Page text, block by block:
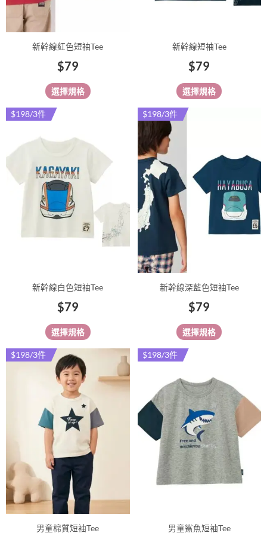
新幹線紅色短袖Tee
$79
選擇規格
頁
面
選
擇
新幹線短袖Tee
$79
選擇規格
頁
面
選
擇
$198/3件
新幹線白色短袖Tee
$79
選擇規格
多
種
款
式。
頁
面
選
擇
選
項
$198/3件
新幹線深藍色短袖Tee
$79
選擇規格
多
種
式。
頁
面
選
擇
$198/3件
男童棉質短袖Tee
此
產
品
有
多
種
式。
可
在
產
$198/3件
男童鯊魚短袖Tee
品
有
多
種
款
式。
可